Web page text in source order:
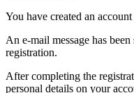
You have created an
An e-mail message has
registration.
After completing the
personal details on your